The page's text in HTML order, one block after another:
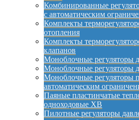
Комбинированные
с автоматическим
Комплекты
отопления
Комплекты
клапанов
Моноблочные регуляторы
Моноблочные регуляторы
Моноблочные регуляторы
автоматическим
Паяные пластинчатые
одноходовые XB
Пилотные регуляторы